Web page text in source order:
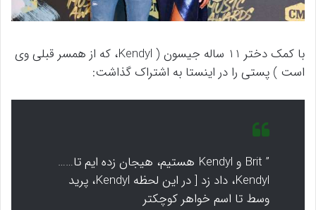
با کمک دختر 11 ساله جیسون ( Kendyl، که از همسر قبلی وی
است ) پستی را در اینستا به اشتراک گذاشت:
” Brit و Kendyl هستیم، هیجان زده ایم تا……
Kendyl، داد زد [ در این لحظه Kendyl، پرید
وسط تا اسم خواهر کوچکتر